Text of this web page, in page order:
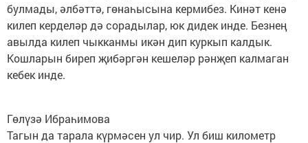
булмады, әлбәттә, гөнаһысына кермибез. Кинәт кенә
килеп керделәр дә сорадылар, юк дидек инде. Безнең
авылда килеп чыкканмы икән дип куркып калдык.
Кошларын биреп җибәргән кешеләр рәнҗеп калмаган
кебек инде.
Гөлүзә Ибраһимова
Тагын да тарала күрмәсен ул чир. Ул биш километр